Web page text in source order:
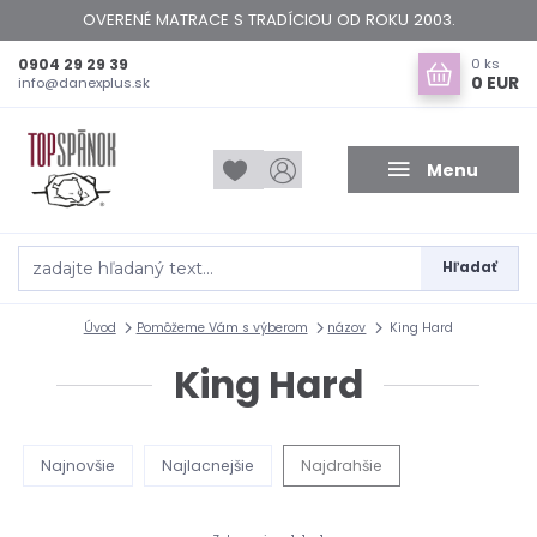
OVERENÉ MATRACE S TRADÍCIOU OD ROKU 2003.
Menu
Hľadať
0904 29 29 39
info@danexplus.sk
0 ks
0 EUR
Úvod Pomôžeme Vám s výberom názov King Hard
King Hard
Najnovšie Najlacnejšie Najdrahšie